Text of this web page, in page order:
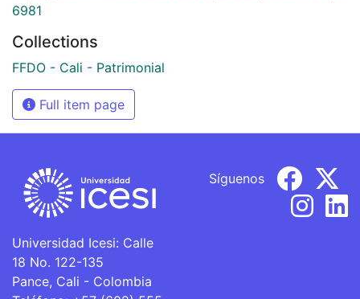
6981
Collections
FFDO - Cali - Patrimonial
Full item page
Universidad Icesi: Calle
18 No. 122-135
Pance, Cali - Colombia
Síguenos